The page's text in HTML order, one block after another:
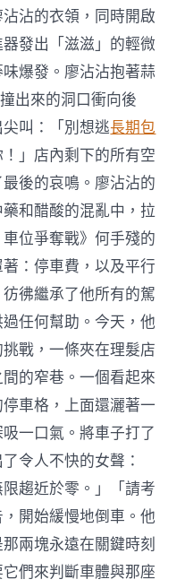
沾的衣領，同時開啟
發出「滋滋」的輕微
爆發。廖沾沾抱著蒜
出來的洞口衝向後
叫：「別想逃長期包
」店內剩下的所有空
後的哀鳴。廖沾沾的
和醋酸的混亂中，拉
位爭奪戰》何手殘的
：停車費，以及平行
彿繼承了他所有的駕
任何幫助。今天，他
戰，一條夾在理髮店
的窄巷。一個看起來
車格，上面還灑著一
一口氣。將車子打了
令人不快的女聲：
限趨近於零。」「請考
開始緩慢地倒車。他
兩塊永遠在關鍵時刻
們來判斷車體與那座